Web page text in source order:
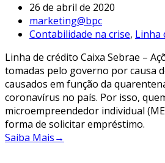
26 de abril de 2020
marketing@bpc
Contabilidade na crise, Linha
Linha de crédito Caixa Sebrae –
tomadas pelo governo por causa
causados em função da
coronavírus no país. Por isso,
microempreendedor individual
forma de solicitar empréstimo.
Saiba Mais→